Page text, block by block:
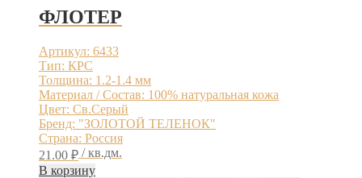
ФЛОТЕР
Артикул: 6433
Тип: КРС
Толщина: 1.2-1.4 мм
Материал / Состав: 100% натуральная кожа
Цвет: Св.Серый
Бренд: "ЗОЛОТОЙ ТЕЛЕНОК"
Страна: Россия
21.00 ₽ / кв.дм.
В корзину